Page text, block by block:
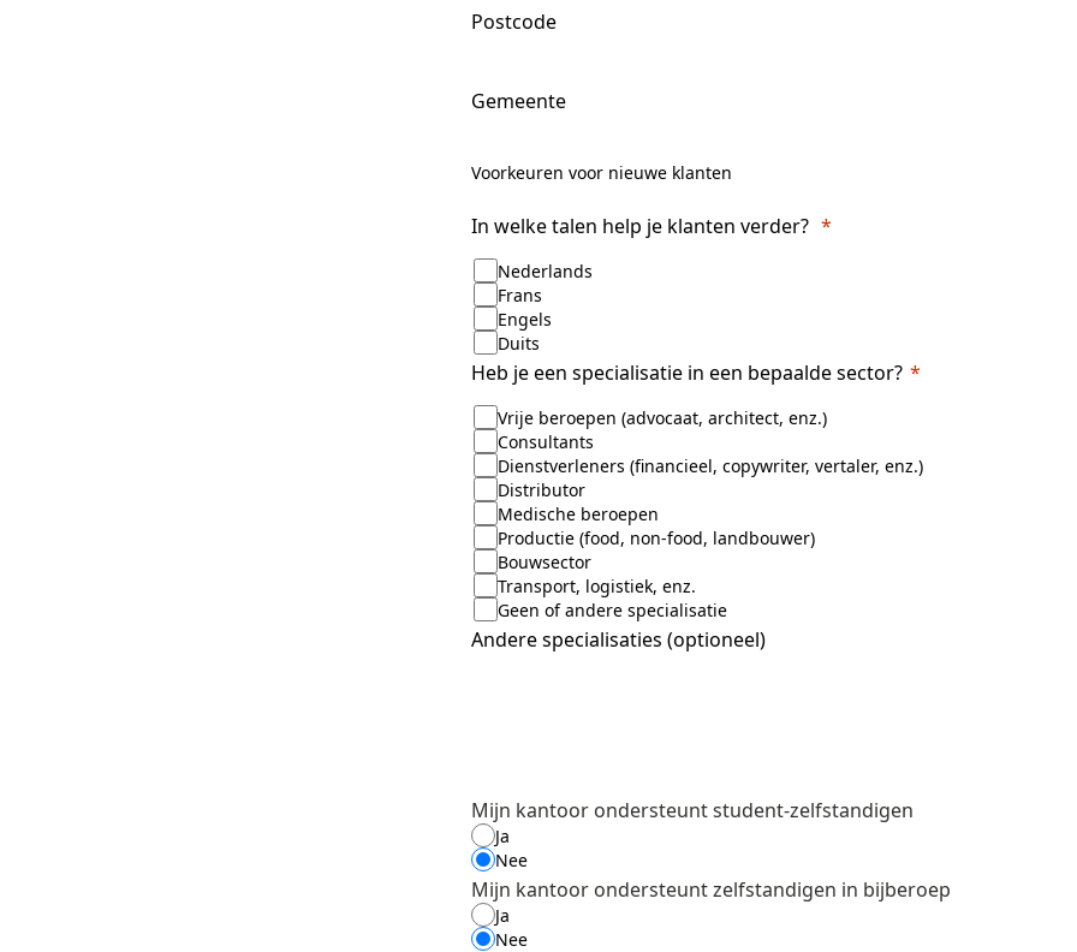
Postcode
Gemeente
Voorkeuren voor nieuwe klanten
In welke talen help je klanten verder?
Nederlands
Frans
Engels
Duits
Heb je een specialisatie in een bepaalde sector?
Vrije beroepen (advocaat, architect, enz.)
Consultants
Dienstverleners (financieel, copywriter, vertaler, enz.)
Distributor
Medische beroepen
Productie (food, non-food, landbouwer)
Bouwsector
Transport, logistiek, enz.
Geen of andere specialisatie
Andere specialisaties (optioneel)
Mijn kantoor ondersteunt student-zelfstandigen
Ja
Nee
Mijn kantoor ondersteunt zelfstandigen in bijberoep
Ja
Nee